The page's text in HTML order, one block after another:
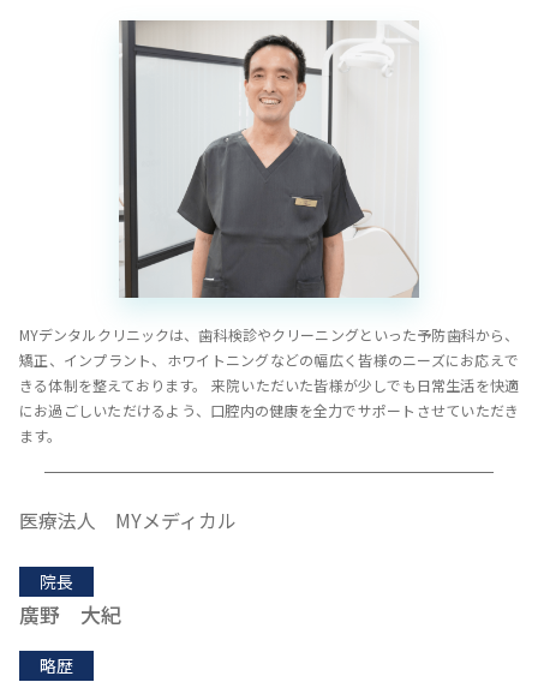
MYデンタルクリニックは、歯科検診やクリーニングといった予防歯科から、
矯正、インプラント、ホワイトニングなどの幅広く皆様のニーズにお応えで
きる体制を整えております。 来院いただいた皆様が少しでも日常生活を快適
にお過ごしいただけるよう、口腔内の健康を全力でサポートさせていただき
ます。
医療法人 MYメディカル
院長
廣野 大紀
略歴